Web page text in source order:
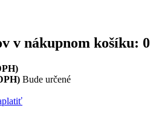
v nákupnom košíku: 0
Bude určené